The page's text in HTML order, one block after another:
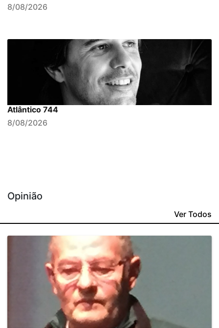
8/08/2026
Atlântico 744
8/08/2026
Opinião
Ver Todos